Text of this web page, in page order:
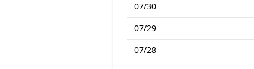
07/30
07/29
07/28